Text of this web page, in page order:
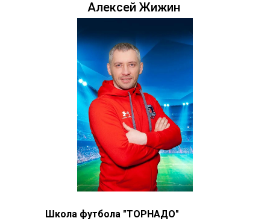
Алексей Жижин
Школа футбола "ТОРНАДО"